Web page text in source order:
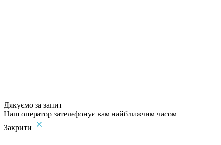
Дякуємо за запит
Наш оператор зателефонує вам найближчим часом.
Закрити